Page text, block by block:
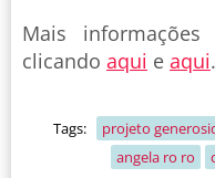
Mais
clicando aqui e aqui.
Tags: projeto
angela ro ro